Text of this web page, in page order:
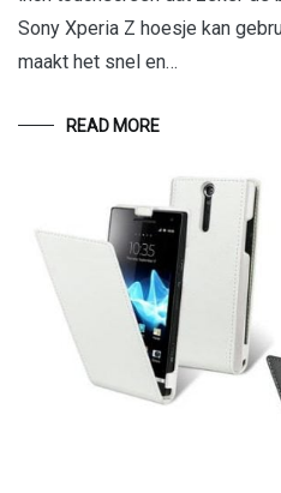
Sony Xperia Z hoesje kan
maakt het snel en…
READ MORE